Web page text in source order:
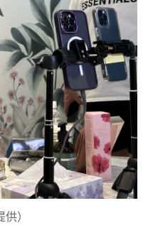
供）